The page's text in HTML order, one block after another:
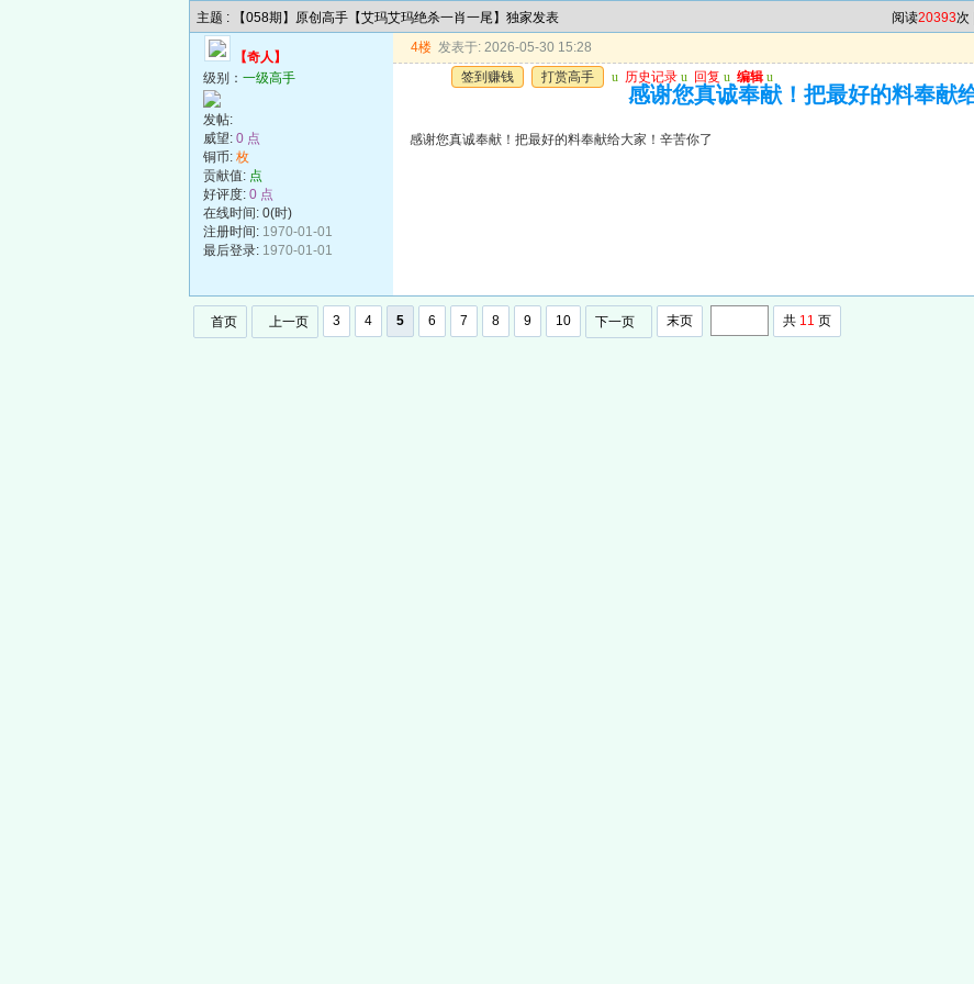
主题 : 【058期】原创高手【艾玛艾玛绝杀一肖一尾】独家发表 阅读20393次 |
【奇人】
级别： 一级高手
发帖:
威望: 0 点
铜币: 枚
贡献值: 点
好评度: 0 点
在线时间: 0(时)
注册时间: 1970-01-01
最后登录: 1970-01-01
4楼 发表于: 2026-05-30 15:28
签到赚钱
打赏高手 u 历史记录 u 回复 u 编辑 u
感谢您真诚奉献！把最好的料奉献
感谢您真诚奉献！把最好的料奉献给大家！辛苦你了
首页 上一页 3 4 5 6 7 8 9 10 下一页 末页 共 11 页